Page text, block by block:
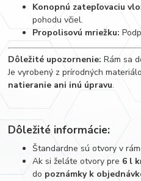
Konopnú zatepľovaciu
pohodu včiel.
Propolisovú mriežku:
Dôležité upozornenie: Rám sa
Je vyrobený z prírodných
natieranie ani inú úpravu.
Dôležité informácie:
Štandardne sú otvory v
Ak si želáte otvory pre 6 l
do poznámky k